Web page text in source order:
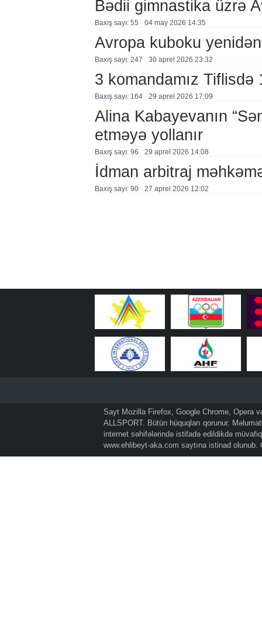
Bədii gimnastika üzrə
Baxış sayı: 55 04 may 2026 14:35
Avropa kuboku
Baxış sayı: 247 30 aprel 2026 23:32
3 komandamız Tiflisdə
Baxış sayı: 164 29 aprel 2026 17:09
Alina Kabayevanın
etməyə yollanır
Baxış sayı: 96 29 aprel 2026 14:08
İdman arbitraj
Baxış sayı: 90 27 aprel 2026 12:02
Sayt Mozilla Firefox, Google Chrome, Opera
ALLSPORT. Bütün hüquqları qorunur.
internet səhifələrində istifadə edildikdə
www.ehlibeyt-aka.com saytına istinad olunub.